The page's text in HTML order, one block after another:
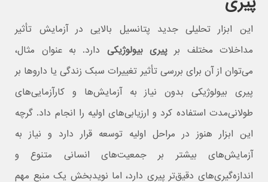
این ابزار تحلیلی جدید پتانسیل بالایی در آزمایش تأثیر
مداخلات مختلف برپیری بیولوژیکی دارد. به عنوان مثال،
می‌توان از آن برای بررسی تأثیر تغییرات سبک زندگی یا داروها بر
پیری بیولوژیکی بدون نیاز به آزمایش‌ها و کارآزمایی‌های
طولانی‌مدت استفاده کرد و ارزیابی‌های اولیه را انجام داد. گرچه
این ابزار هنوز در مراحل اولیه توسعه قرار دارد و نیاز به
آزمایش‌های بیشتر بر جمعیت‌های انسانی متنوع و
اندازه‌گیری‌های دقیق‌تر پیری دارد، اما نویدبخش یک منبع مهم